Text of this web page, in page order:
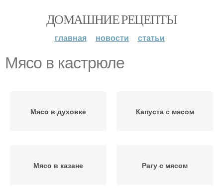
ДОМАШНИЕ РЕЦЕПТЫ
главная новости статьи
Мясо в кастрюле
Мясо в духовке Капуста с мясом
Мясо в казане Рагу с мясом